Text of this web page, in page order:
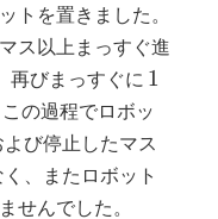
トを置きました。
マス以上まっすぐ進
再びまっすぐに 1
1
の過程でロボッ
び停止したマス
、またロボット
せんでした。